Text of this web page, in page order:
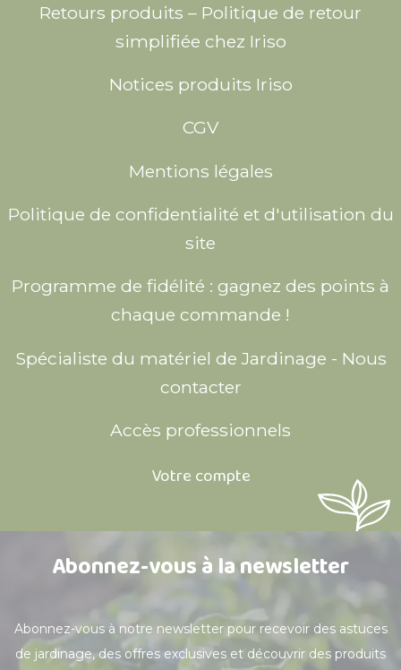
Retours produits – Politique de retour
simplifiée chez Iriso
Notices produits Iriso
CGV
Mentions légales
Politique de confidentialité et d'utilisation du
site
Programme de fidélité : gagnez des points à
chaque commande !
Spécialiste du matériel de Jardinage - Nous
contacter
Accès professionnels
Votre compte
Abonnez-vous à la newsletter
Abonnez-vous à notre newsletter pour recevoir des astuces
de jardinage, des offres exclusives et découvrir des produits